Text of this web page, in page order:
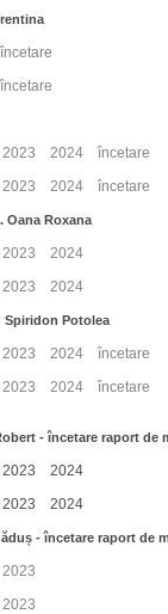
încetare
încetare
2023 2024 încetare
2023 2024 încetare
Oana Roxana
2023 2024
2023 2024
Potolea
2023 2024 încetare
2023 2024 încetare
- încetare raport de
2024
2024
- încetare raport de
2023
2023